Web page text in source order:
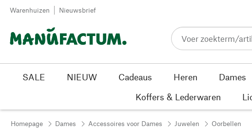
Passer au contenu
Warenhuizen Nieuwsbrief
SALE NIEUW Cadeaus Heren Dames
Koffers & Lederwaren
Homepage Dames Accessoires voor Dames Juwelen Oorbellen